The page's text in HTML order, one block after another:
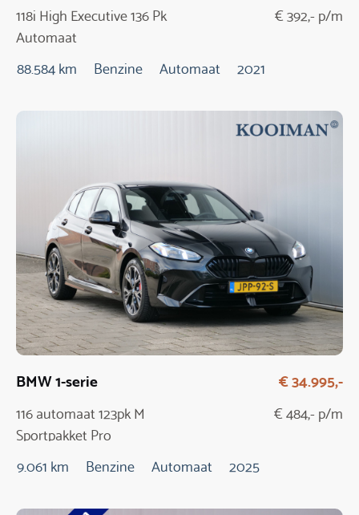
118i High Executive 136 Pk
Automaat
€ 392,- p/m
88.584 km Benzine Automaat 2021
BMW 1-serie
116 automaat 123pk M
Sportpakket Pro
€ 34.995,-
€ 484,- p/m
9.061 km Benzine Automaat 2025